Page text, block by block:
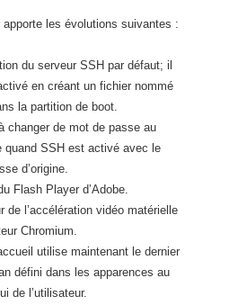
les évolutions suivantes :
du serveur SSH par défaut; il
en créant un fichier nommé
la partition de boot.
changer de mot de passe au
quand SSH est activé avec le
d’origine.
Flash Player d’Adobe.
de l’accélération vidéo matérielle
Chromium.
utilise maintenant le dernier
défini dans les apparences au
de l’utilisateur.